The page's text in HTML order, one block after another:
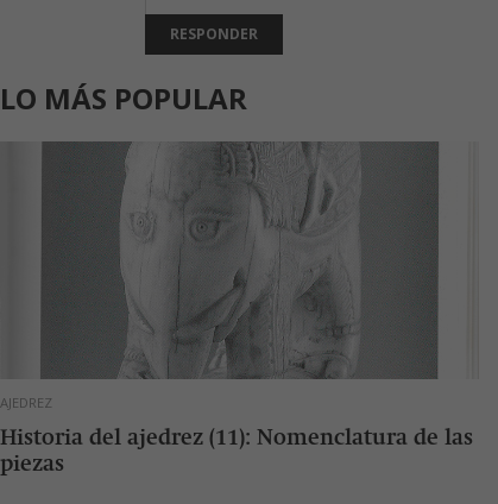
RESPONDER
LO MÁS POPULAR
AJEDREZ
Historia del ajedrez (11): Nomenclatura de las
piezas